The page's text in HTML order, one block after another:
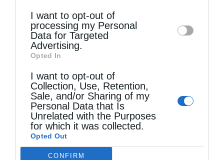
disclose it to other third parties.
I want to opt-out of
processing my Personal
Data for Targeted
Advertising.
Opted In
I want to opt-out of
Collection, Use, Retention,
Sale, and/or Sharing of my
Personal Data that Is
Unrelated with the Purposes
for which it was collected.
Opted Out
CONFIRM
Θεό να φύγει μακριά από τις κοινωνίες μας
και τις καρδιές μας ψηφίζοντας άθεσμους
νόμους, εγκληματικές ενέργειες και πράξεις
που απομειώνουν την ανθρώπινη οντολογία,
φυσιολογία και μορφολογία. Η αμαρτία είναι
η αιτία της σχάσεως του κόσμου από τον
Θεό».
Όπως τόνισε, η στάση αυτή αποκαλύπτει την